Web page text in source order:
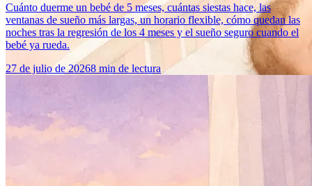
Cuánto duerme un bebé de 5 meses, cuántas siestas hace, las
ventanas de sueño más largas, un horario flexible, cómo quedan las
noches tras la regresión de los 4 meses y el sueño seguro cuando el
bebé ya rueda.
27 de julio de 20268 min de lectura